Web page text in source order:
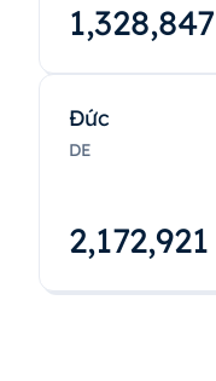
1,328,848
Đức
DE
2,172,922